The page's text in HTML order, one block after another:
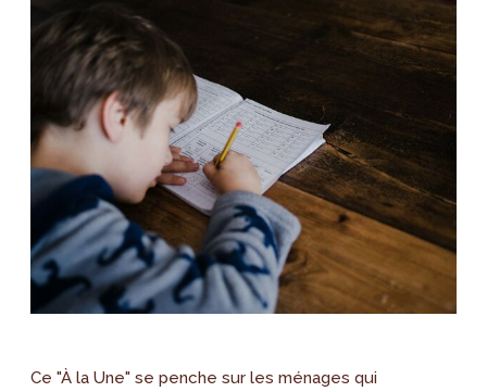
Ce "À la Une" se penche sur les ménages qui